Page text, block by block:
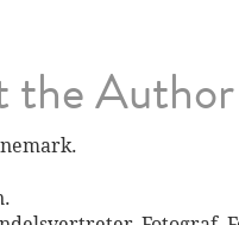
the Author